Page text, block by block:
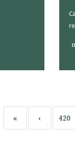
« ‹ 420